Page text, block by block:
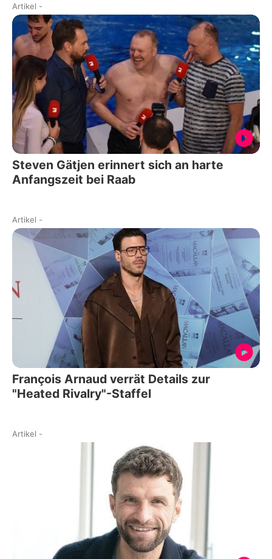
Artikel -
Steven Gätjen erinnert sich an harte
Anfangszeit bei Raab
Artikel -
François Arnaud verrät Details zur
"Heated Rivalry"-Staffel
Artikel -